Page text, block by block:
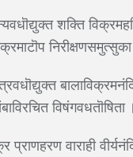
शक्ति
प्राणहरण वाराही